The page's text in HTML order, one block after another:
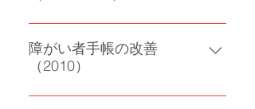
公立小学校への入学実現
障がい者手帳の改善
（2010）
保持年数による助成の不平等の改